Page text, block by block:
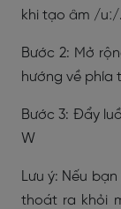
khi tạo âm /uː/.
Bước 2: Mở
hướng về phía
Bước 3: Đẩy
W
Lưu ý: Nếu
thoát ra khỏi